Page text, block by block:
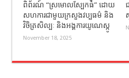
ពិព័រណ៍ “ស្រមោលស្បែកធំ” ដោយ
សហការជាមួយក្រសួងវប្បធម៌ និង
វិចិត្រសិល្បៈ និងអង្គការយូណេស្កូ
November 18, 2025